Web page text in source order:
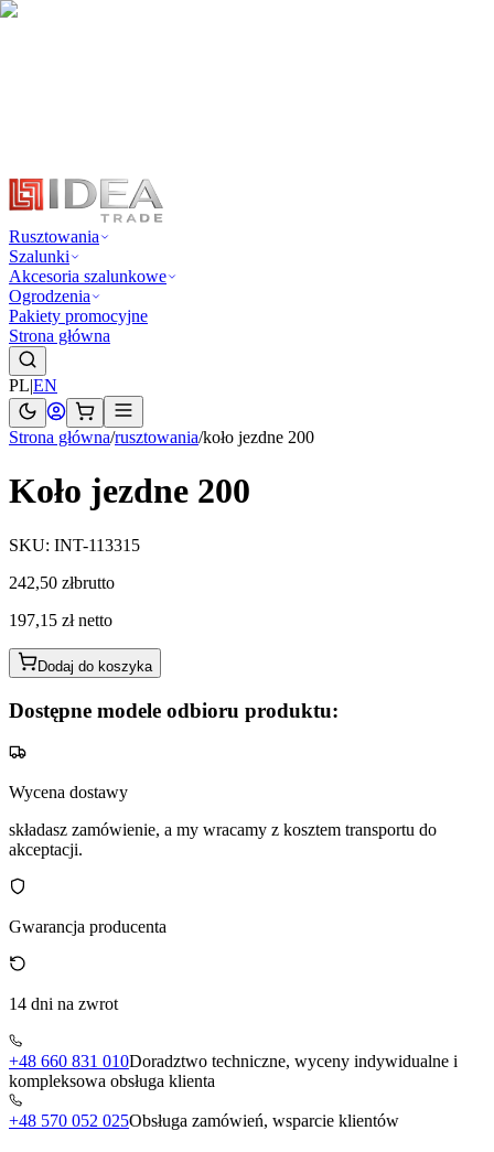
Rusztowania
Szalunki
Akcesoria szalunkowe
Ogrodzenia
Pakiety promocyjne
Strona główna
PL|EN
Strona główna/rusztowania/koło jezdne 200
Koło jezdne 200
SKU: INT-113315
242,50 złbrutto
197,15 zł netto
Dodaj do koszyka
Dostępne modele odbioru produktu:
Wycena dostawy
składasz zamówienie, a my wracamy z kosztem transportu do
akceptacji.
Gwarancja producenta
14 dni na zwrot
+48 660 831 010Doradztwo techniczne, wyceny indywidualne i
kompleksowa obsługa klienta
+48 570 052 025Obsługa zamówień, wsparcie klientów